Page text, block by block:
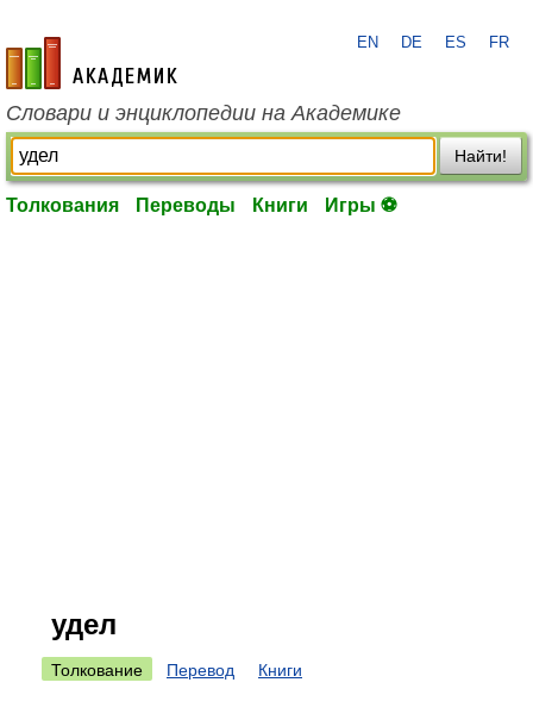
academic.ru
EN DE ES FR
Словари и энциклопедии на Академике
Найти!
Толкования Переводы Книги Игры ⚽
удел
Толкование Перевод Книги